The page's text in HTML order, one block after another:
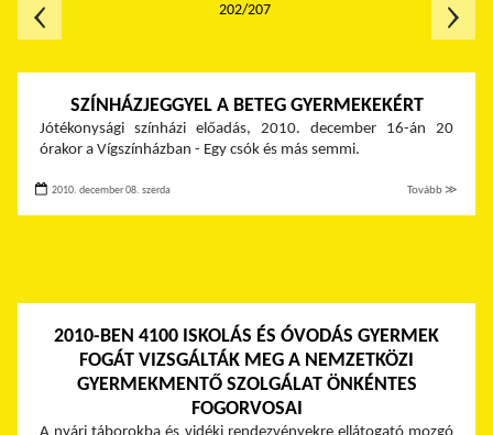
SZÍNHÁZJEGGYEL A BETEG GYERMEKEKÉRT
Jótékonysági színházi előadás, 2010. december 16-án 20
órakor a Vígszínházban - Egy csók és más semmi.
2010. december 08. szerda Tovább ≫
2010-BEN 4100 ISKOLÁS ÉS ÓVODÁS GYERMEK
FOGÁT VIZSGÁLTÁK MEG A NEMZETKÖZI
GYERMEKMENTŐ SZOLGÁLAT ÖNKÉNTES
FOGORVOSAI
202/207